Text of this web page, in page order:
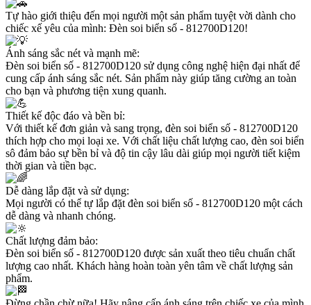
Tự hào giới thiệu đến mọi người một sản phẩm tuyệt vời dành cho
chiếc xế yêu của mình: Đèn soi biển số - 812700D120!
Ánh sáng sắc nét và mạnh mẽ:
Đèn soi biển số - 812700D120 sử dụng công nghệ hiện đại nhất để
cung cấp ánh sáng sắc nét. Sản phẩm này giúp tăng cường an toàn
cho bạn và phương tiện xung quanh.
Thiết kế độc đáo và bền bỉ:
Với thiết kế đơn giản và sang trọng, đèn soi biển số - 812700D120
thích hợp cho mọi loại xe. Với chất liệu chất lượng cao, đèn soi biển
sô đảm bảo sự bền bỉ và độ tin cậy lâu dài giúp mọi người tiết kiệm
thời gian và tiền bạc.
Dễ dàng lắp đặt và sử dụng:
Mọi người có thể tự lắp đặt đèn soi biển số - 812700D120 một cách
dễ dàng và nhanh chóng.
Chất lượng đảm bảo:
Đèn soi biển số - 812700D120 được sản xuất theo tiêu chuẩn chất
lượng cao nhất. Khách hàng hoàn toàn yên tâm về chất lượng sản
phẩm.